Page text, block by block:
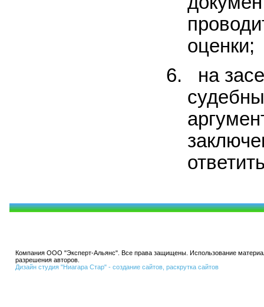
оценки;
на
Компания ООО "Эксперт-Альянс". Все права защищены. Использование
разрешения авторов.
Дизайн студия "Ниагара Стар" - создание сайтов, раскрутка сайтов